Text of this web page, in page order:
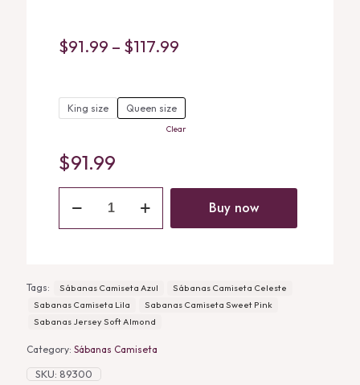
$91.99 – $117.99
through
$117.99
King size Queen size
Clear
$91.99
Sabanas
Almond
Buy now
Tags: Sábanas Camiseta Azul
Sábanas Camiseta Celeste
Sabanas Camiseta Lila
Sabanas Camiseta Sweet Pink
Sabanas Jersey Soft Almond
Category: Sábanas Camiseta
SKU: 89300